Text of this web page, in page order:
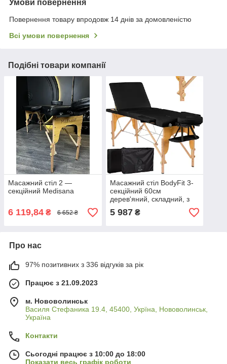
Умови повернення
Повернення товару впродовж 14 днів за домовленістю
Всі умови повернення
Подібні товари компанії
Масажний стіл 2 —
секційний Medisana
6 119,84 ₴ 6 652 ₴
Масажний стіл BodyFit 3-
секційний 60см
дерев'яний, складний, з
Польща Чорний
5 987₴
Про нас
97% позитивних з 336 відгуків за рік
Працює з 21.09.2023
м. Нововолинськ
Василя Стефаника 19.4, 45400, Укрїна, Нововолинськ,
Україна
Контакти
Сьогодні працює з 10:00 до 18:00
Показати весь графік роботи